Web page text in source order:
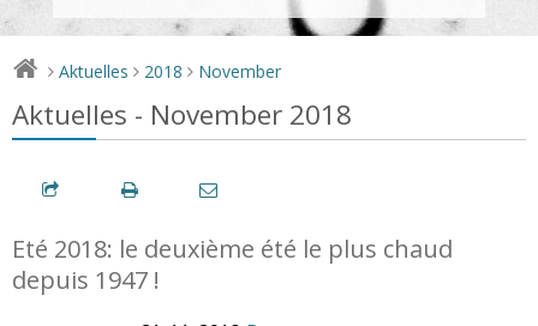
> Aktuelles > 2018 > November
Aktuelles - November 2018
Eté 2018: le deuxième été le plus chaud
depuis 1947 !